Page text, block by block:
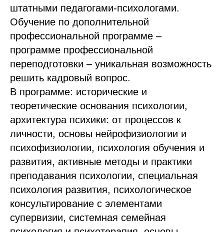
штатными педагогами-психологами.
Обучение по дополнительной
профессиональной программе –
программе профессиональной
переподготовки – уникальная возможность
решить кадровый вопрос.
В программе: исторические и
теоретические основания психологии,
архитектура психики: от процессов к
личности, основы нейрофизиологии и
психофизиологии, психология обучения и
развития, активные методы и практики
преподавания психологии, специальная
психология развития, психологическое
консультирование с элементами
супервизии, системная семейная